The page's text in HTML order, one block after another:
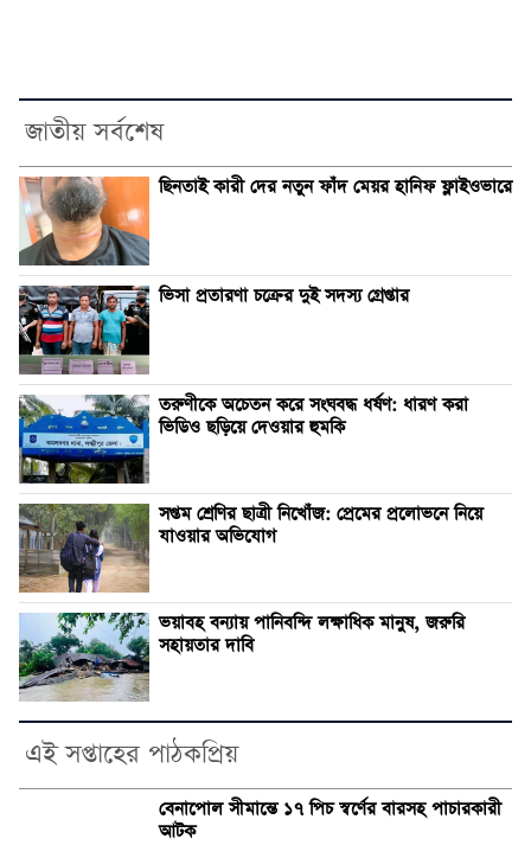
জাতীয় সর্বশেষ
ছিনতাই কারী দের নতুন ফাঁদ মেয়র হানিফ ফ্লাইওভারে
ভিসা প্রতারণা চক্রের দুই সদস্য গ্রেপ্তার
তরুণীকে অচেতন করে সংঘবদ্ধ ধর্ষণ: ধারণ করা
ভিডিও ছড়িয়ে দেওয়ার হুমকি
সপ্তম শ্রেণির ছাত্রী নিখোঁজ: প্রেমের প্রলোভনে নিয়ে
যাওয়ার অভিযোগ
ভয়াবহ বন্যায় পানিবন্দি লক্ষাধিক মানুষ, জরুরি
সহায়তার দাবি
এই সপ্তাহের পাঠকপ্রিয়
বেনাপোল সীমান্তে ১৭ পিচ স্বর্ণের বারসহ পাচারকারী
আটক